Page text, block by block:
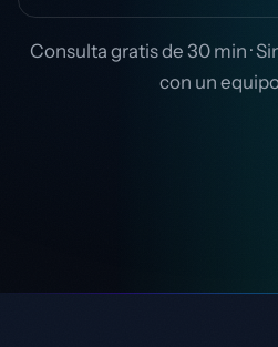
Consulta gratis de 30 min ·
con un